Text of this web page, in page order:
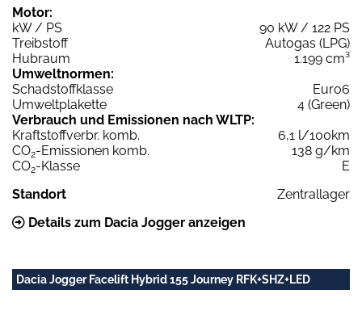
Motor:
kW / PS
90 kW / 122 PS
Treibstoff
Autogas (LPG)
Hubraum
1.199 cm³
Umweltnormen:
Schadstoffklasse
Euro6
Umweltplakette
4 (Green)
Verbrauch und Emissionen nach WLTP:
Kraftstoffverbr. komb.
6,1 l/100km
CO2-Emissionen komb.
138 g/km
CO2-Klasse
E
Standort
Zentrallager
Details zum Dacia Jogger anzeigen
Dacia Jogger Facelift Hybrid 155 Journey RFK+SHZ+LED